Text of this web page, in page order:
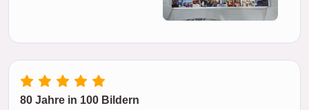
80 Jahre in 100 Bildern